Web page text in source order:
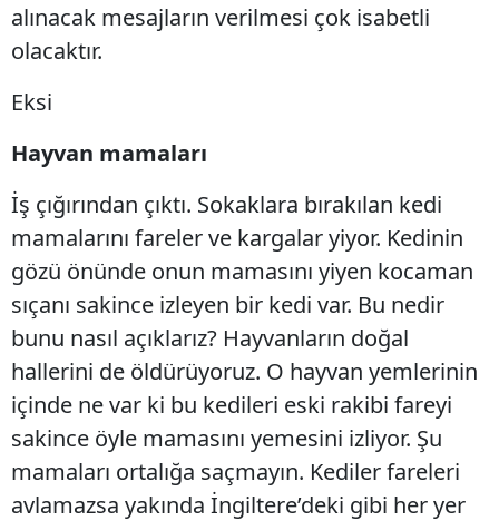
alınacak mesajların verilmesi çok isabetli
olacaktır.
Eksi
Hayvan mamaları
İş çığırından çıktı. Sokaklara bırakılan kedi
mamalarını fareler ve kargalar yiyor. Kedinin
gözü önünde onun mamasını yiyen kocaman
sıçanı sakince izleyen bir kedi var. Bu nedir
bunu nasıl açıklarız? Hayvanların doğal
hallerini de öldürüyoruz. O hayvan yemlerinin
içinde ne var ki bu kedileri eski rakibi fareyi
sakince öyle mamasını yemesini izliyor. Şu
mamaları ortalığa saçmayın. Kediler fareleri
avlamazsa yakında İngiltere’deki gibi her yer